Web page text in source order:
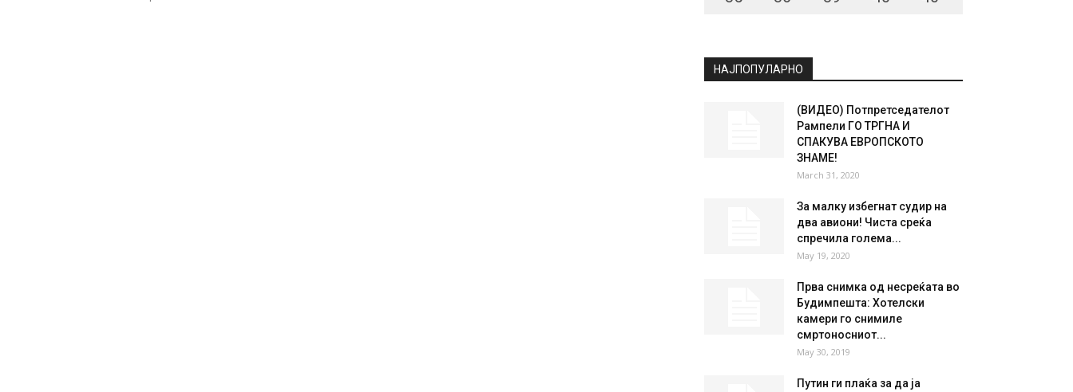
НАЈПОПУЛАРНО
(ВИДЕО) Потпретседателот
Рампели ГО ТРГНА И
СПАКУВА ЕВРОПСКОТО
ЗНАМЕ!
March 31, 2020
За малку избегнат судир на
два авиони! Чиста среќа
спречила голема...
May 19, 2020
Прва снимка од несреќата во
Будимпешта: Хотелски
камери го снимиле
смртоносниот...
May 30, 2019
Путин ги плаќа за да ја